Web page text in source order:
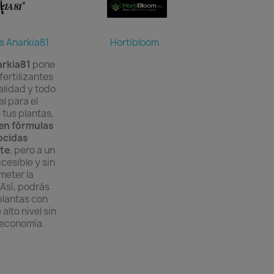
Anarkia81
pone
y todo
para el
plantas,
fórmulas
, pero a un
y sin
la
podrás
con
nivel sin
Hortibloom